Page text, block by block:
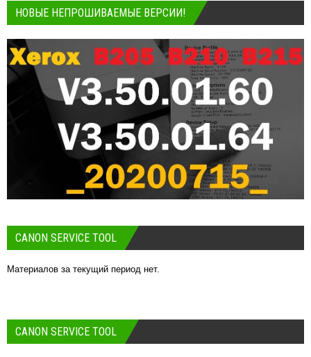
НОВЫЕ НЕПРОШИВАЕМЫЕ ВЕРСИИ!
CANON SERVICE TOOL
Материалов за текущий период нет.
CANON SERVICE TOOL